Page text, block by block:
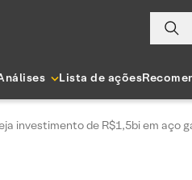
Lista de ações
investimento de R$1,5bi em aço